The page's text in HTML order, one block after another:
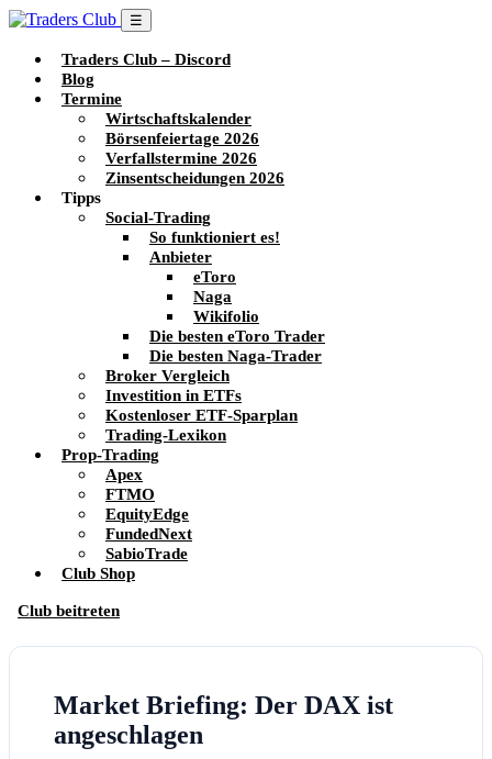
☰
Traders Club – Discord
Blog
Termine
Wirtschaftskalender
Börsenfeiertage 2026
Verfallstermine 2026
Zinsentscheidungen 2026
Tipps
Social-Trading
So funktioniert es!
Anbieter
eToro
Naga
Wikifolio
Die besten eToro Trader
Die besten Naga-Trader
Broker Vergleich
Investition in ETFs
Kostenloser ETF-Sparplan
Trading-Lexikon
Prop-Trading
Apex
FTMO
EquityEdge
FundedNext
SabioTrade
Club Shop
Club beitreten
Market Briefing: Der DAX ist
angeschlagen